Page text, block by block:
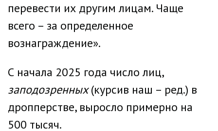
перевести их другим лицам. Чаще
всего – за определенное
вознаграждение».
С начала 2025 года число лиц,
заподозренных(курсив наш – ред.) в
дропперстве, выросло примерно на
500 тысяч.